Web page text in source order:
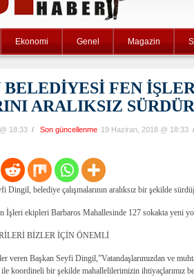
Ekonomi Genel Magazin
BELEDİYESİ FEN
ARALIKSIZ
18:33 / Son güncellenme 19 Haziran, 2018 @ 18:33
Dingil, belediye çalışmalarının aralıksız bir şekilde
İşleri ekipleri Barbaros Mahallesinde 127 sokakta yeni yol
BİZLER İÇİN ÖNEMLİ
veren Başkan Seyfi Dingil,”Vatandaşlarımızdan ve
koordineli bir şekilde mahallelilerimizin ihtiyaçlarımız